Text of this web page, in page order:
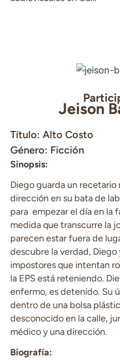
Jeison
Título: Alto Costo
Género: Ficción
Sinopsis:
Diego guarda un recetario
dirección en su bata de
para empezar el día en la
medida que transcurre la
parecen estar fuera de
descubre la verdad, Diego
impostores que intentan
la EPS está reteniendo.
enfermo, es detenido. Su
dentro de una bolsa
desconocido en la calle,
médico y una dirección.
Biografía: